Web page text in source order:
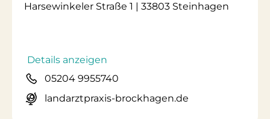
Harsewinkeler Straße 1 | 33803 Steinhagen
Details anzeigen
05204 9955740
landarztpraxis-brockhagen.de